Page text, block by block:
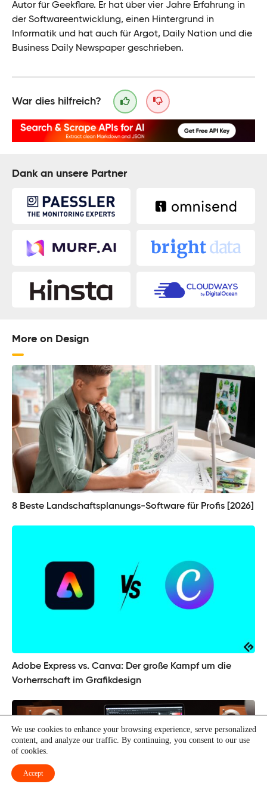
Autor für Geekflare. Er hat über vier Jahre Erfahrung in
der Softwareentwicklung, einen Hintergrund in
Informatik und hat auch für Argot, Daily Nation und die
Business Daily Newspaper geschrieben.
War dies hilfreich?
Dank an unsere Partner
More on Design
8 Beste Landschaftsplanungs-Software für Profis [2026]
Adobe Express vs. Canva: Der große Kampf um die
Vorherrschaft im Grafikdesign
We use cookies to enhance your browsing experience, serve personalized
content, and analyze our traffic. By continuing, you consent to our use
of cookies.
Accept